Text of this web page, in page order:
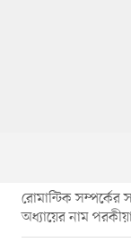
রোমান্টিক
অধ্যায়ের নাম